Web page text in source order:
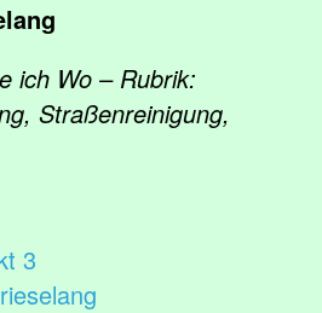
ich Wo – Rubrik:
Straßenreinigung,
3